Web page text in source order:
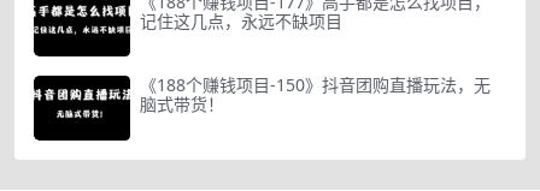
记住这几点，永远不缺项目
《188个赚钱项目-150》抖音团购直播玩法，无
脑式带货！